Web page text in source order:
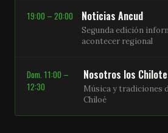
19:00 – 20:00 Noticias Ancud
Segunda edición
acontecer regional
Dom. 11:00 –
12:30
Nosotros los
Música y tradiciones
Chiloé